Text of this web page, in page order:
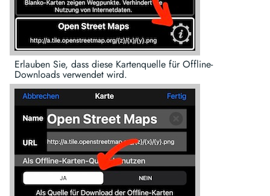
Erlauben Sie, dass diese Kartenquelle für Offline-
Downloads verwendet wird.